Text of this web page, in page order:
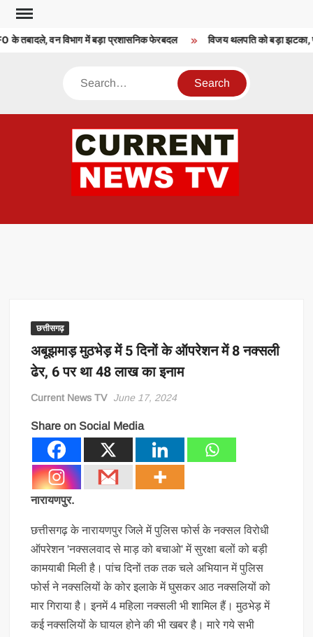
Skip
content
तबादले, वन विभाग में बड़ा प्रशासनिक फेरबदल विजय थलपति को बड़ा झटका,
Search
छत्तीसगढ़
अबूझमाड़ मुठभेड़ में 5 दिनों के ऑपरेशन में 8 नक्सली
ढेर, 6 पर था 48 लाख का इनाम
Current News TV June 17, 2024
Share on Social Media
नारायणपुर.
छत्तीसगढ़ के नारायणपुर जिले में पुलिस फोर्स के नक्सल विरोधी
ऑपरेशन 'नक्सलवाद से माड़ को बचाओ' में सुरक्षा बलों को बड़ी
कामयाबी मिली है। पांच दिनों तक तक चले अभियान में पुलिस
फोर्स ने नक्सलियों के कोर इलाके में घुसकर आठ नक्सलियों को
मार गिराया है। इनमें 4 महिला नक्सली भी शामिल हैं। मुठभेड़ में
कई नक्सलियों के घायल होने की भी खबर है। मारे गये सभी